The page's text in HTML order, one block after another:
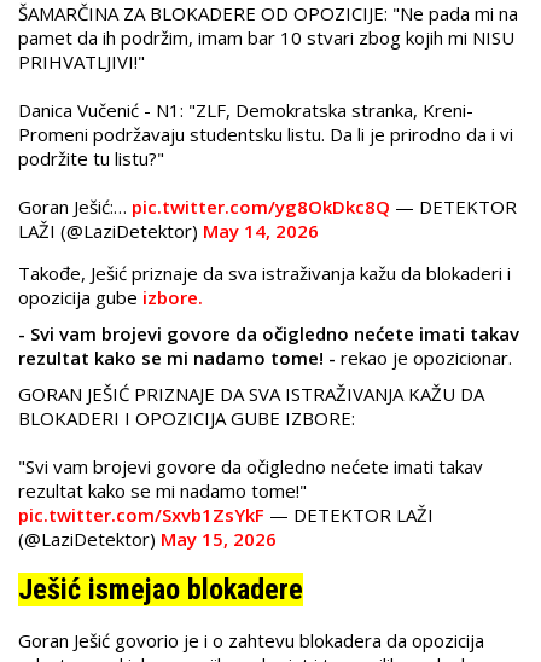
ŠAMARČINA ZA BLOKADERE OD OPOZICIJE: "Ne pada mi na
pamet da ih podržim, imam bar 10 stvari zbog kojih mi NISU
PRIHVATLJIVI!"
Danica Vučenić - N1: "ZLF, Demokratska stranka, Kreni-
Promeni podržavaju studentsku listu. Da li je prirodno da i vi
podržite tu listu?"
Goran Ješić:… pic.twitter.com/yg8OkDkc8Q — DETEKTOR
LAŽI (@LaziDetektor) May 14, 2026
Takođe, Ješić priznaje da sva istraživanja kažu da blokaderi i
opozicija gube izbore.
- Svi vam brojevi govore da očigledno nećete imati takav
rezultat kako se mi nadamo tome! - rekao je opozicionar.
GORAN JEŠIĆ PRIZNAJE DA SVA ISTRAŽIVANJA KAŽU DA
BLOKADERI I OPOZICIJA GUBE IZBORE:
"Svi vam brojevi govore da očigledno nećete imati takav
rezultat kako se mi nadamo tome!"
pic.twitter.com/Sxvb1ZsYkF — DETEKTOR LAŽI
(@LaziDetektor) May 15, 2026
Ješić ismejao blokadere
Goran Ješić govorio je i o zahtevu blokadera da opozicija